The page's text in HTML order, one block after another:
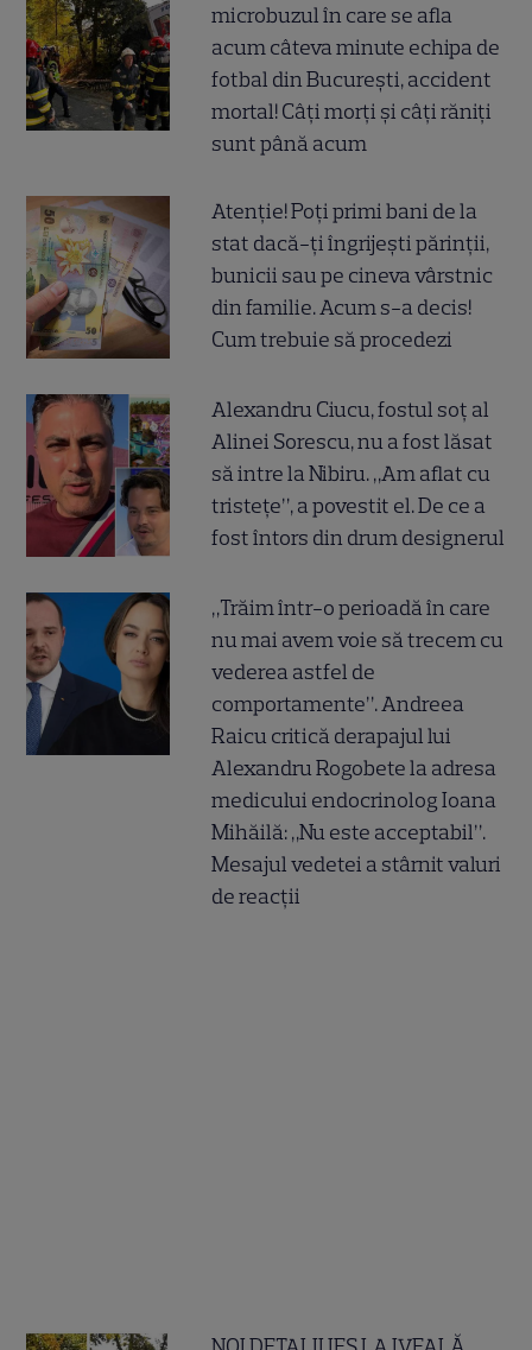
microbuzul în care se afla
acum câteva minute echipa de
fotbal din București, accident
mortal! Câți morți și câți răniți
sunt până acum
Atenție! Poți primi bani de la
stat dacă-ți îngrijești părinții,
bunicii sau pe cineva vârstnic
din familie. Acum s-a decis!
Cum trebuie să procedezi
Alexandru Ciucu, fostul soț al
Alinei Sorescu, nu a fost lăsat
să intre la Nibiru. „Am aflat cu
tristețe”, a povestit el. De ce a
fost întors din drum designerul
„Trăim într-o perioadă în care
nu mai avem voie să trecem cu
vederea astfel de
comportamente”. Andreea
Raicu critică derapajul lui
Alexandru Rogobete la adresa
medicului endocrinolog Ioana
Mihăilă: „Nu este acceptabil”.
Mesajul vedetei a stârnit valuri
de reacții